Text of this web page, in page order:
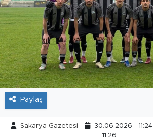
Paylaş
Sakarya Gazetesi 30.06.2026 - 11:24
11:26
Kültür Sanat
Tarihçe
Resmi İlanlar
Söyleşi
Haber Arşivi